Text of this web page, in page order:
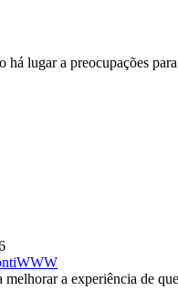
lugar a preocupações
melhorar a experiência de